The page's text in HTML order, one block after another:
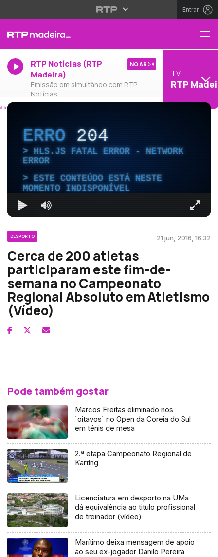
Entrar
RTP Notícias (RTP
Madeira)
Emissão em simultâneo com RTP
Notícias
NO AR
TV
RTP
ERRO204
HLS.JS FATAL ERROR - NETWORK
ERROR
ESTE CONTEÚDO ESTÁ NESTE
MOMENTO INDISPONÍVEL
DESPORTO 21 jun, 2016, 16:32
Cerca de 200 atletas
participaram este fim-de-
semana no Campeonato
Regional Absoluto em Atletismo
(Vídeo)
Pode também gostar
Marcos Freitas eliminado nos
`oitavos` no Open da Coreia do Sul
em ténis de mesa
2.ª etapa Campeonato Regional de
Karting
Licenciatura em desporto na UMa
dá equivalência ao titulo profissional
de treinador (vídeo)
Marítimo deixa mensagem de apoio
ao seu ex-jogador Danilo Pereira